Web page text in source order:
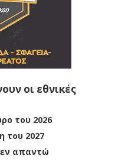
οι εθνικές